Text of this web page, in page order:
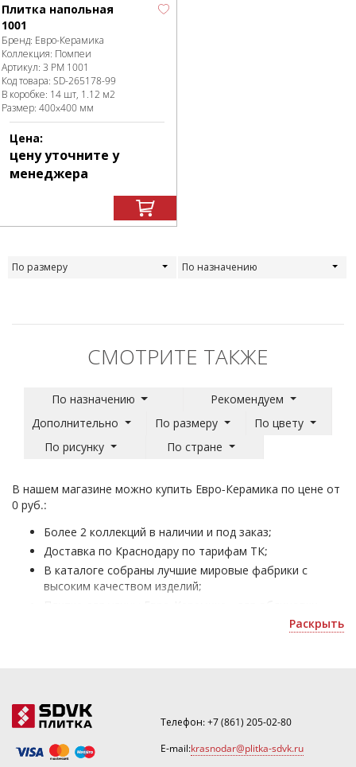
Плитка напольная
1001
Бренд: Евро-Керамика
Коллекция: Помпеи
Артикул: 3 PM 1001
Код товара: SD-265178-99
В коробке: 14 шт, 1.12 м2
Размер: 400x400 мм
Цена:
цену уточните у
менеджера
По размеру По назначению
СМОТРИТЕ ТАКЖЕ
По назначению
Рекомендуем
Дополнительно
По размеру
По цвету
По рисунку
По стране
В нашем магазине можно купить Евро-Керамика по цене от
0 руб.:
Более 2 коллекций в наличии и под заказ;
Доставка по Краснодару по тарифам ТК;
В каталоге собраны лучшие мировые фабрики с
высоким качеством изделий;
Раскрыть
Телефон:+7 (861) 205-02-80
E-mail:krasnodar@plitka-sdvk.ru